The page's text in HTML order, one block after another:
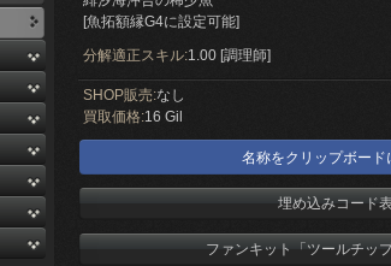
[魚拓額縁G4に設定可能]
分解適正スキル:1.00 [調理師]
SHOP販売:なし
買取価格:16 Gil
名称をクリップボード
埋め込みコード
ファンキット「ツールチッ